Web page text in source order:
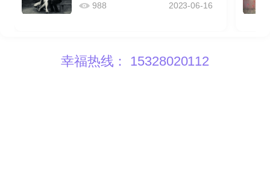
988 2023-06-16
幸福热线： 15328020112